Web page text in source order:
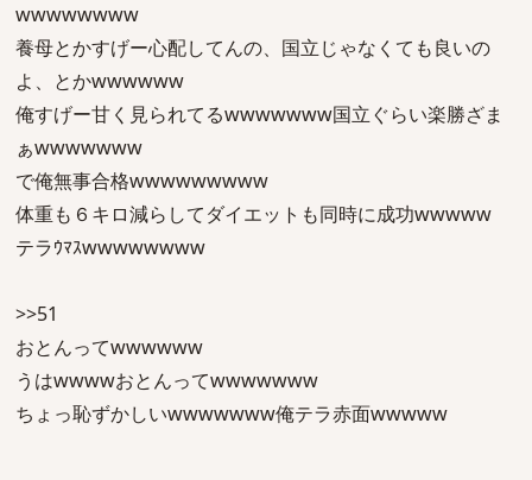
wwwwwwww
養母とかすげー心配してんの、国立じゃなくても良いの
よ、とかwwwwww
俺すげー甘く見られてるwwwwwww国立ぐらい楽勝ざま
ぁwwwwwww
で俺無事合格wwwwwwwww
体重も６キロ減らしてダイエットも同時に成功wwwww
テラｳﾏｽwwwwwwww
>>51
おとんってwwwwww
うはwwwwおとんってwwwwwww
ちょっ恥ずかしいwwwwwww俺テラ赤面wwwww